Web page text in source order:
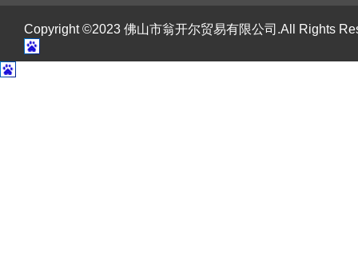
Copyright ©2023 佛山市翁开尔贸易有限公司.All Rights